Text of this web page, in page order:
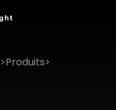
>Produits>